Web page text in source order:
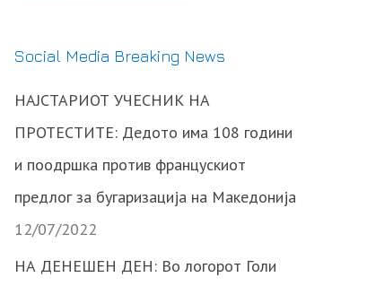
Social Media Breaking News
НАЈСТАРИОТ УЧЕСНИК НА
ПРОТЕСТИТЕ: Дедото има 108 години
и поодршка против францускиот
предлог за бугаризација на Македонија
12/07/2022
НА ДЕНЕШЕН ДЕН: Во логорот Голи